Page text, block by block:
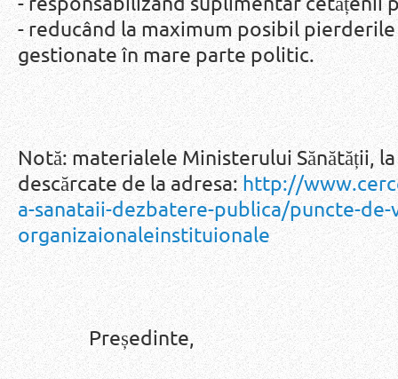
- reducând la maximum posibil
gestionate în mare parte politic.
Notă: materialele Ministerului Sănătății,
descărcate de la adresa:http://
a-sanataii-dezbatere-publica/puncte-de-
organizaionaleinstituionale
Președinte,